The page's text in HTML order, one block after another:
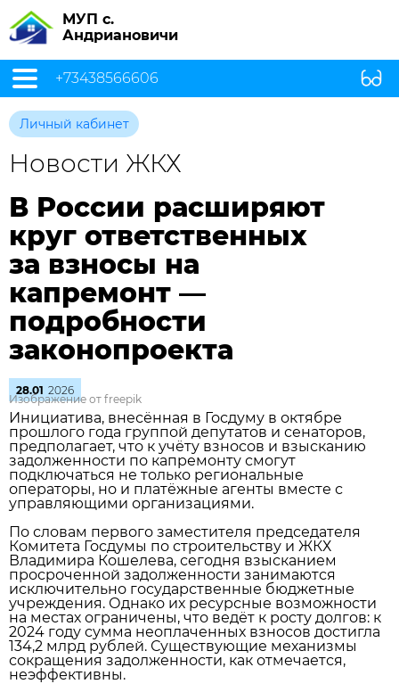
МУП с.
Андриановичи
+73438566606
Личный кабинет
Новости ЖКХ
В России расширяют
круг ответственных
за взносы на
капремонт —
подробности
законопроекта
28.01 2026
Изображение от freepik
Инициатива, внесённая в Госдуму в октябре
прошлого года группой депутатов и сенаторов,
предполагает, что к учёту взносов и взысканию
задолженности по капремонту смогут
подключаться не только региональные
операторы, но и платёжные агенты вместе с
управляющими организациями.
По словам первого заместителя председателя
Комитета Госдумы по строительству и ЖКХ
Владимира Кошелева, сегодня взысканием
просроченной задолженности занимаются
исключительно государственные бюджетные
учреждения. Однако их ресурсные возможности
на местах ограничены, что ведёт к росту долгов: к
2024 году сумма неоплаченных взносов достигла
134,2 млрд рублей. Существующие механизмы
сокращения задолженности, как отмечается,
неэффективны.